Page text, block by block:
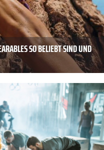
SO BELIEBT SIND UND